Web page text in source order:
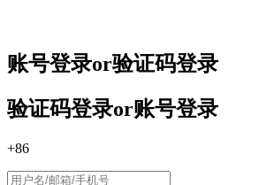
账号登录or验证码登录
验证码登录or账号登录
+86